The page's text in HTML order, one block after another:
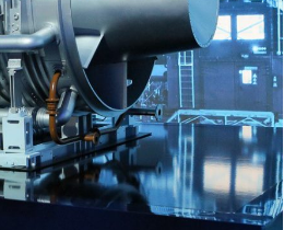
Карты
О нас
@Infotek_Russia